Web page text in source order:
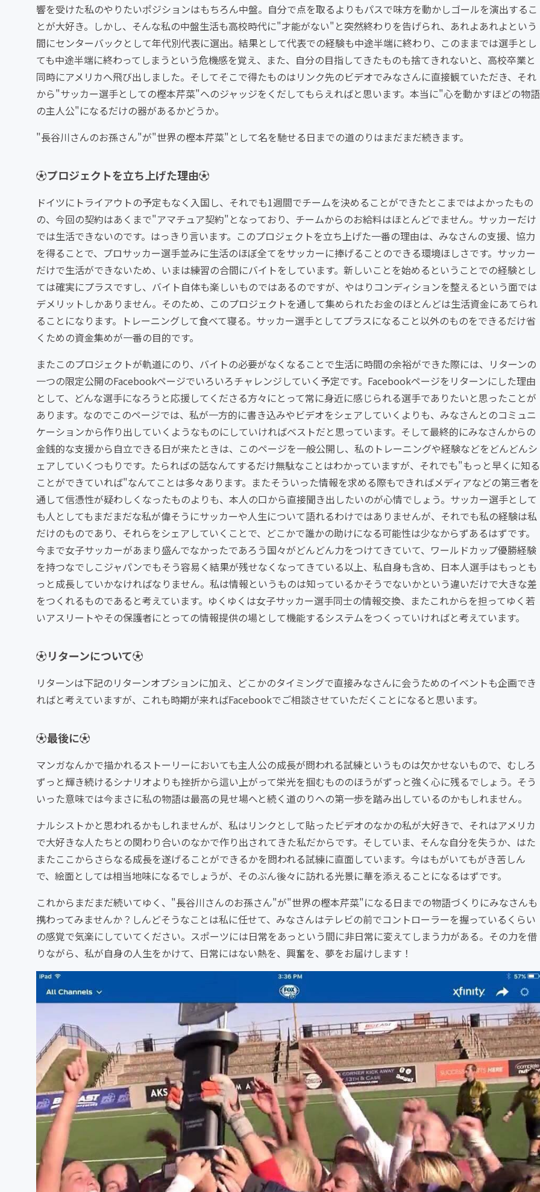
響を受けた私のやりたいポジションはもちろん中盤。自分で点を取るよりもパスで味方を動かしゴールを演出するこ
とが大好き。しかし、そんな私の中盤生活も高校時代に"才能がない"と突然終わりを告げられ、あれよあれよという
間にセンターバックとして年代別代表に選出。結果として代表での経験も中途半端に終わり、このままでは選手とし
ても中途半端に終わってしまうという危機感を覚え、また、自分の目指してきたものも捨てきれないと、高校卒業と
同時にアメリカへ飛び出しました。そしてそこで得たものはリンク先のビデオでみなさんに直接観ていただき、それ
から"サッカー選手としての樫本芹菜"へのジャッジをくだしてもらえればと思います。本当に"心を動かすほどの物語
の主人公"になるだけの器があるかどうか。
"長谷川さんのお孫さん"が"世界の樫本芹菜"として名を馳せる日までの道のりはまだまだ続きます。
⚽️プロジェクトを立ち上げた理由⚽️
ドイツにトライアウトの予定もなく入国し、それでも1週間でチームを決めることができたとこまではよかったもの
の、今回の契約はあくまで"アマチュア契約"となっており、チームからのお給料はほとんどでません。サッカーだけ
では生活できないのです。はっきり言います。このプロジェクトを立ち上げた一番の理由は、みなさんの支援、協力
を得ることで、プロサッカー選手並みに生活のほぼ全てをサッカーに捧げることのできる環境ほしさです。サッカー
だけで生活ができないため、いまは練習の合間にバイトをしています。新しいことを始めるということでの経験とし
ては確実にプラスですし、バイト自体も楽しいものではあるのですが、やはりコンディションを整えるという面では
デメリットしかありません。そのため、このプロジェクトを通して集められたお金のほとんどは生活資金にあてられ
ることになります。トレーニングして食べて寝る。サッカー選手としてプラスになること以外のものをできるだけ省
くための資金集めが一番の目的です。
またこのプロジェクトが軌道にのり、バイトの必要がなくなることで生活に時間の余裕ができた際には、リターンの
一つの限定公開のFacebookページでいろいろチャレンジしていく予定です。Facebookページをリターンにした理由
として、どんな選手になろうと応援してくださる方々にとって常に身近に感じられる選手でありたいと思ったことが
あります。なのでこのページでは、私が一方的に書き込みやビデオをシェアしていくよりも、みなさんとのコミュニ
ケーションから作り出していくようなものにしていければベストだと思っています。そして最終的にみなさんからの
金銭的な支援から自立できる日が来たときは、このページを一般公開し、私のトレーニングや経験などをどんどんシ
ェアしていくつもりです。たらればの話なんてするだけ無駄なことはわかっていますが、それでも"もっと早くに知る
ことができていれば"なんてことは多々あります。またそういった情報を求める際もできればメディアなどの第三者を
通して信憑性が疑わしくなったものよりも、本人の口から直接聞き出したいのが心情でしょう。サッカー選手として
も人としてもまだまだな私が偉そうにサッカーや人生について語れるわけではありませんが、それでも私の経験は私
だけのものであり、それらをシェアしていくことで、どこかで誰かの助けになる可能性は少なからずあるはずです。
今まで女子サッカーがあまり盛んでなかったであろう国々がどんどん力をつけてきていて、ワールドカップ優勝経験
を持つなでしこジャパンでもそう容易く結果が残せなくなってきている以上、私自身も含め、日本人選手はもっとも
っと成長していかなければなりません。私は情報というものは知っているかそうでないかという違いだけで大きな差
をつくれるものであると考えています。ゆくゆくは女子サッカー選手同士の情報交換、またこれからを担ってゆく若
いアスリートやその保護者にとっての情報提供の場として機能するシステムをつくっていければと考えています。
⚽️リターンについて⚽️
リターンは下記のリターンオプションに加え、どこかのタイミングで直接みなさんに会うためのイベントも企画でき
ればと考えていますが、これも時期が来ればFacebookでご相談させていただくことになると思います。
⚽️最後に⚽️
マンガなんかで描かれるストーリーにおいても主人公の成長が問われる試練というものは欠かせないもので、むしろ
ずっと輝き続けるシナリオよりも挫折から這い上がって栄光を掴むもののほうがずっと強く心に残るでしょう。そう
いった意味では今まさに私の物語は最高の見せ場へと続く道のりへの第一歩を踏み出しているのかもしれません。
ナルシストかと思われるかもしれませんが、私はリンクとして貼ったビデオのなかの私が大好きで、それはアメリカ
で大好きな人たちとの関わり合いのなかで作り出されてきた私だからです。そしていま、そんな自分を失うか、はた
またここからさらなる成長を遂げることができるかを問われる試練に直面しています。今はもがいてもがき苦しん
で、絵面としては相当地味になるでしょうが、そのぶん後々に訪れる光景に華を添えることになるはずです。
これからまだまだ続いてゆく、"長谷川さんのお孫さん"が"世界の樫本芹菜"になる日までの物語づくりにみなさんも
携わってみませんか？しんどそうなことは私に任せて、みなさんはテレビの前でコントローラーを握っているくらい
の感覚で気楽にしていてください。スポーツには日常をあっという間に非日常に変えてしまう力がある。その力を借
りながら、私が自身の人生をかけて、日常にはない熱を、興奮を、夢をお届けします！